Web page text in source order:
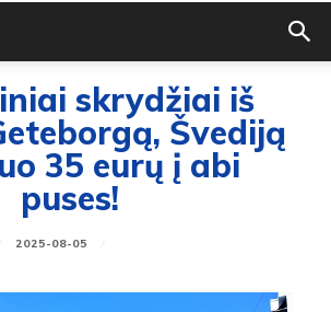
skrydžiai iš
Švediją
35 eurų į abi
puses!
2025-08-05